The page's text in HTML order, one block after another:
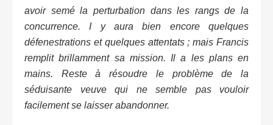
avoir semé la perturbation dans les rangs de la
concurrence. I y aura bien encore quelques
défenestrations et quelques attentats ; mais Francis
remplit brillamment sa mission. Il a les plans en
mains. Reste à résoudre le problème de la
séduisante veuve qui ne semble pas vouloir
facilement se laisser abandonner.